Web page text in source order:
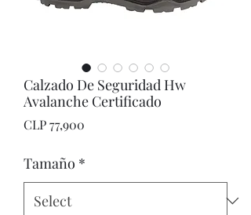
Calzado De Seguridad Hw
Avalanche Certificado
CLP 77,900
Tamaño *